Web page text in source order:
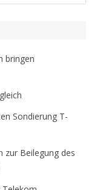
bringen
Sondierung T-
zur Beilegung des